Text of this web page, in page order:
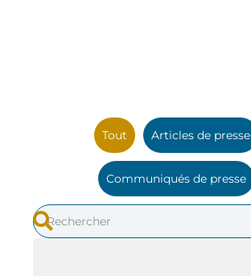
Tout Articles de presse
Communiqués de presse